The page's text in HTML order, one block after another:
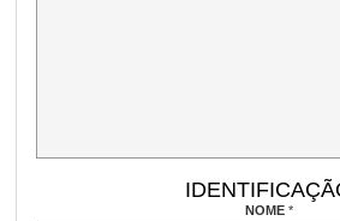
NOME *